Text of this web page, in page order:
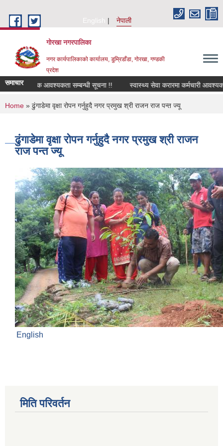
English
नेपाली
गोरखा नगरपालिका
नगर कार्यपालिकाको कार्यालय, डुम्रिडाँडा, गोरखा, गण्डकी
प्रदेश
समाचार
सवारी चालक आवश्यकता सम्बन्धी सूचना !! स्वास्थ्य सेवा करारमा कर्मचारी
You are here
Home » ढुंगाडेमा वृक्षा रोपन गर्नुहुदै नगर प्रमुख श्री राजन राज पन्त ज्यू
ढुंगाडेमा वृक्षा रोपन गर्नुहुदै नगर प्रमुख श्री राजन
राज पन्त ज्यू
English
मिति परिवर्तन